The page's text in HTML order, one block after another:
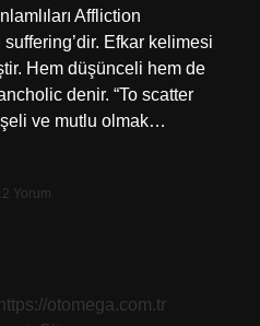
Affliction
Efkar kelimesi
Hem düşünceli hem de
denir. “To scatter
ve mutlu olmak…
Yorum
https://otomega.com.tr